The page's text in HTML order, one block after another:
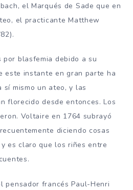
el Marqués de Sade que en
el practicante Matthew
blasfemia debido a su
este instante en gran parte ha
sí mismo un ateo, y las
florecido desde entonces. Los
Voltaire en 1764 subrayó
diciendo cosas
es claro que los riñes entre
pensador francés Paul-Henri